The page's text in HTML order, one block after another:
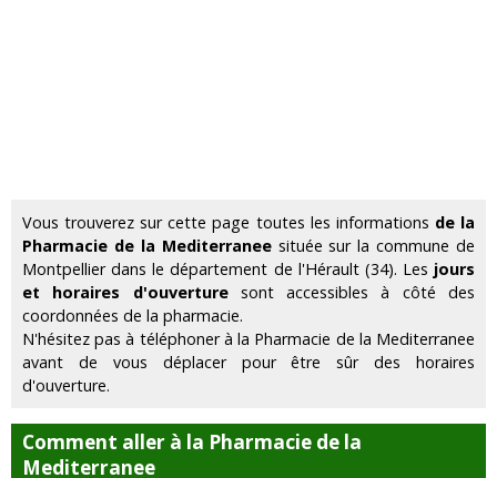
Vous trouverez sur cette page toutes les informations de la
Pharmacie de la Mediterraneesituée sur la commune de
Montpellier dans le département de l'Hérault (34). Les jours
et horaires d'ouverturesont accessibles à côté des
coordonnées de la pharmacie.
N'hésitez pas à téléphoner à la Pharmacie de la Mediterranee
avant de vous déplacer pour être sûr des horaires
d'ouverture.
Comment aller à la Pharmacie de la
Mediterranee